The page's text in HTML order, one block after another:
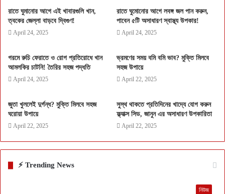
রাতে ঘুমানোর আগে এই খাবারগুলি খান,
ত্বকের জেল্লা বাড়বে দ্বিগুণ!
April 24, 2025
রাতে ঘুমোনোর আগে লবঙ্গ জল পান করুন,
পাবেন ৫টি অসাধারণ স্বাস্থ্য উপকার!
April 24, 2025
গরমে রুচি ফেরাতে ও রোগ প্রতিরোধে খান
আমলকির চাটনি! তৈরির সহজ পদ্ধতি
April 24, 2025
ভ্রমণের সময় বমি বমি ভাব? মুক্তি মিলবে
সহজ উপায়ে
April 22, 2025
জুতা খুললেই দুর্গন্ধ? মুক্তি মিলবে সহজ
ঘরোয়া উপায়ে
April 22, 2025
সুস্থ থাকতে প্রতিদিনের খাদ্যে যোগ করুন
ফ্ল্যাক্স সিড, জানুন এর অসাধারণ উপকারিতা
April 22, 2025
⚡ Trending News
নিউজ